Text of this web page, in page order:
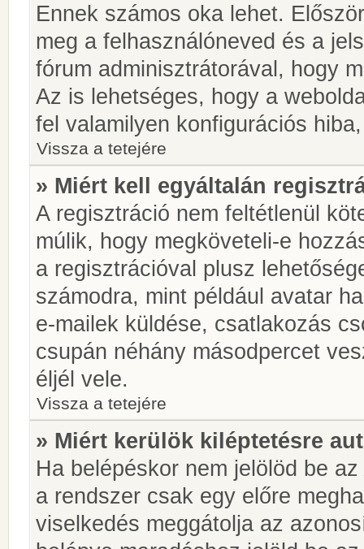
Ennek számos oka lehet.
meg a felhasználóneved és a
fórum adminisztrátorával, hogy
Az is lehetséges, hogy a
fel valamilyen konfigurációs
Vissza a tetejére
» Miért kell egyáltalán
A regisztráció nem feltétlenül
múlik, hogy megköveteli-e
a regisztrációval plusz
számodra, mint például avatar
e-mailek küldése, csatlakozás
csupán néhány másodpercet
éljél vele.
Vissza a tetejére
» Miért kerülök kiléptetésre
Ha belépéskor nem jelölöd be az
a rendszer csak egy előre
viselkedés meggátolja az